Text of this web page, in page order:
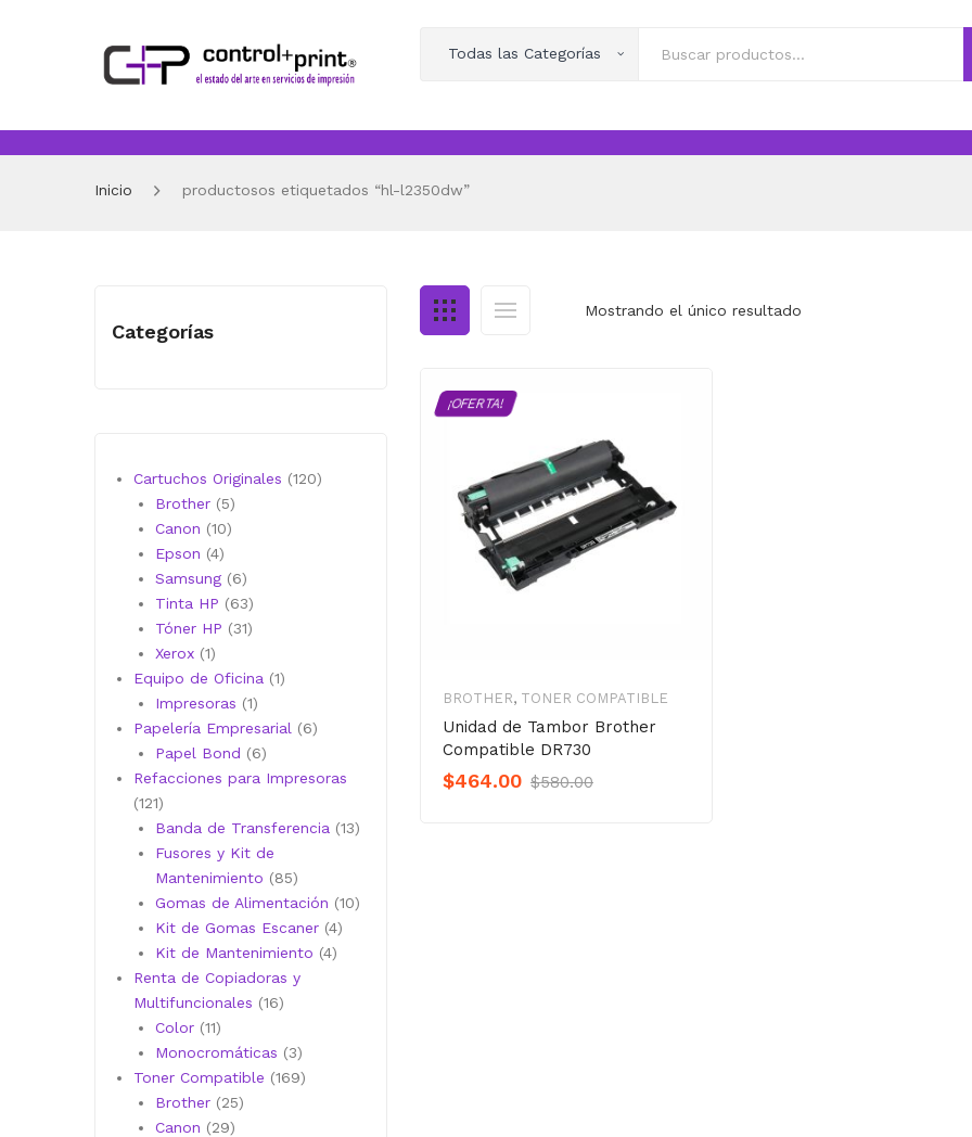
Todas las Categorías
Inicio productosos etiquetados “hl-l2350dw”
Mostrando el único resultado
¡OFERTA!
BROTHER, TONER COMPATIBLE
Unidad de Tambor Brother
Compatible DR730
$580.00Original
$464.00
Current
Categorías
Cartuchos Originales 120120
Brother 55
productos
Canon 1010
Epson 44
productos
Samsung 66
productos
Tinta HP 6363
productos
Tóner HP 3131
Xerox 11
producto
Equipo de Oficina 11
Impresoras 11
producto
Papelería Empresarial 66
Papel Bond 66
productos
Refacciones para Impresoras
121121
productos
Banda de Transferencia 1313
Fusores y Kit de
Mantenimiento
8585
productos
Gomas de Alimentación 1010
Kit de Gomas Escaner 44
Kit de Mantenimiento 44
Renta de Copiadoras y
Multifuncionales
1616
Color 1111
productos
Monocromáticas 33
productos
Toner Compatible 169169
Brother 2525
Canon 2929